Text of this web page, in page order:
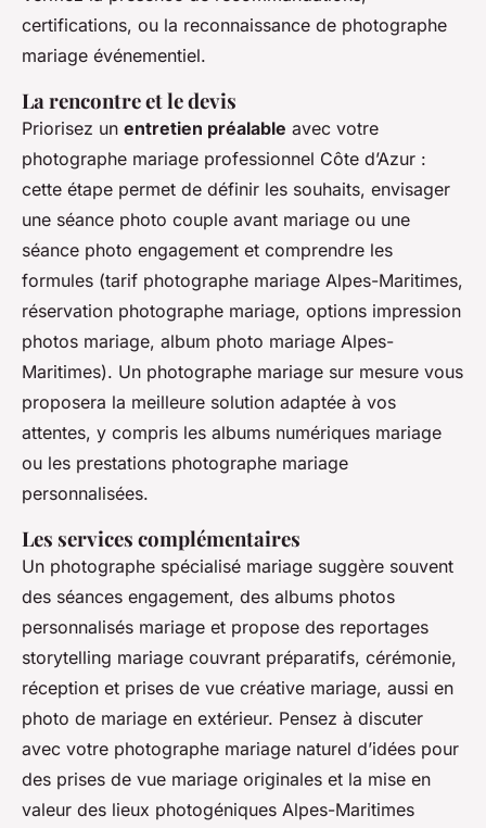
certifications, ou la reconnaissance de photographe
mariage événementiel.
La rencontre et le devis
Priorisez un entretien préalable avec votre
photographe mariage professionnel Côte d’Azur :
cette étape permet de définir les souhaits, envisager
une séance photo couple avant mariage ou une
séance photo engagement et comprendre les
formules (tarif photographe mariage Alpes-Maritimes,
réservation photographe mariage, options impression
photos mariage, album photo mariage Alpes-
Maritimes). Un photographe mariage sur mesure vous
proposera la meilleure solution adaptée à vos
attentes, y compris les albums numériques mariage
ou les prestations photographe mariage
personnalisées.
Les services complémentaires
Un photographe spécialisé mariage suggère souvent
des séances engagement, des albums photos
personnalisés mariage et propose des reportages
storytelling mariage couvrant préparatifs, cérémonie,
réception et prises de vue créative mariage, aussi en
photo de mariage en extérieur. Pensez à discuter
avec votre photographe mariage naturel d’idées pour
des prises de vue mariage originales et la mise en
valeur des lieux photogéniques Alpes-Maritimes